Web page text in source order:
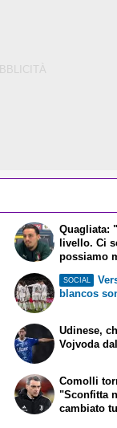
Quagliata:
livello. Ci
possiamo
SOCIAL
blancos
Udinese,
Vojvoda
Comolli
"Sconfitta
cambiato